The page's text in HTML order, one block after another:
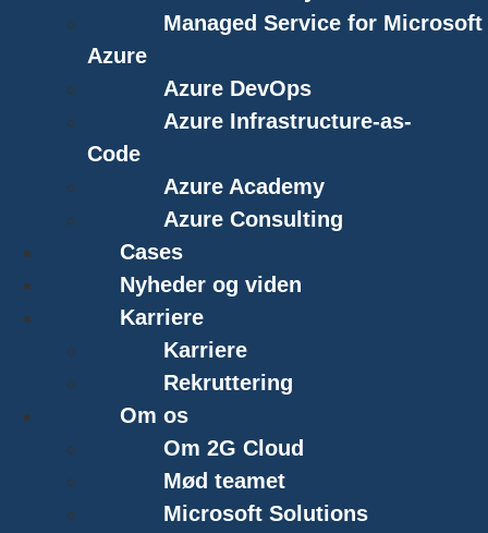
Managed Service for Microsoft
Azure
Azure DevOps
Azure Infrastructure-as-
Code
Azure Academy
Azure Consulting
Cases
Nyheder og viden
Karriere
Karriere
Rekruttering
Om os
Om 2G Cloud
Mød teamet
Microsoft Solutions